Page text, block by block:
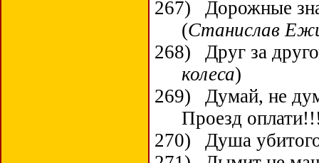
267)
Дорожные
(Станислав
268)
Друг за
колеса)
269)
Думай, не
Проезд
270)
Душа